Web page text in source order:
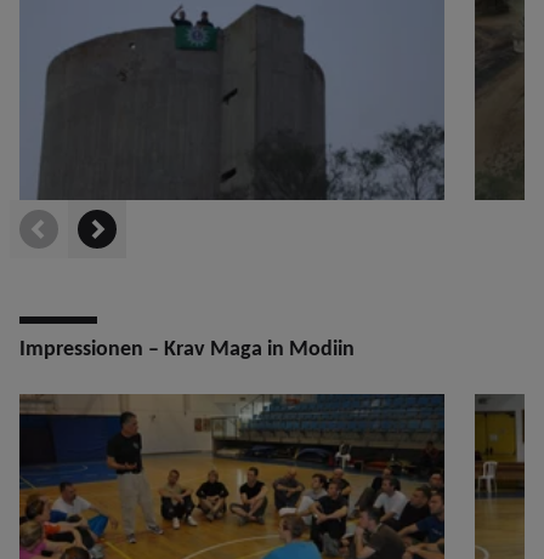
prev next
Impressionen – Krav Maga in Modiin